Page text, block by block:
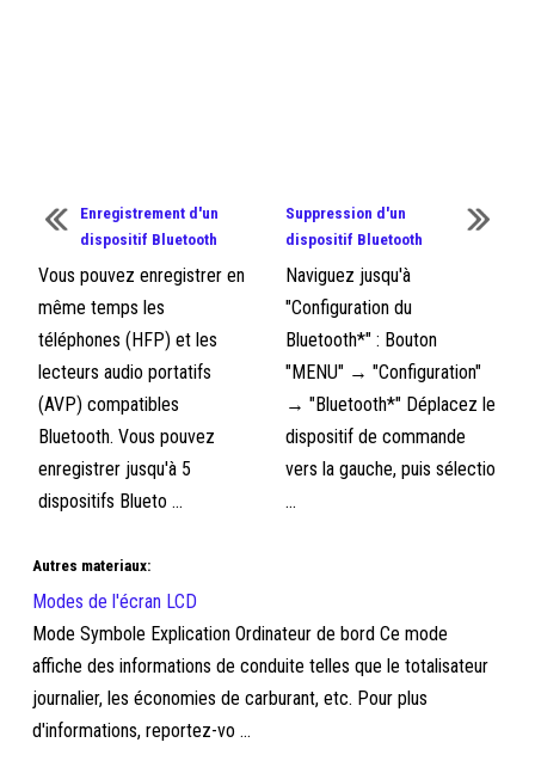
Enregistrement d'un
dispositif Bluetooth
Vous pouvez enregistrer en
même temps les
téléphones (HFP) et les
lecteurs audio portatifs
(AVP) compatibles
Bluetooth. Vous pouvez
enregistrer jusqu'à 5
dispositifs Blueto ...
Suppression d'un
dispositif Bluetooth
Naviguez jusqu'à
"Configuration du
Bluetooth*" : Bouton
"MENU" → "Configuration"
→ "Bluetooth*" Déplacez le
dispositif de commande
vers la gauche, puis sélectio
...
Autres materiaux:
Modes de l'écran LCD
Mode Symbole Explication Ordinateur de bord Ce mode
affiche des informations de conduite telles que le totalisateur
journalier, les économies de carburant, etc. Pour plus
d'informations, reportez-vo ...